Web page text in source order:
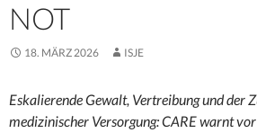
NOT
18. MÄRZ 2026 ISJE
Eskalierende Gewalt, Vertreibung und der
medizinischer Versorgung: CARE warnt